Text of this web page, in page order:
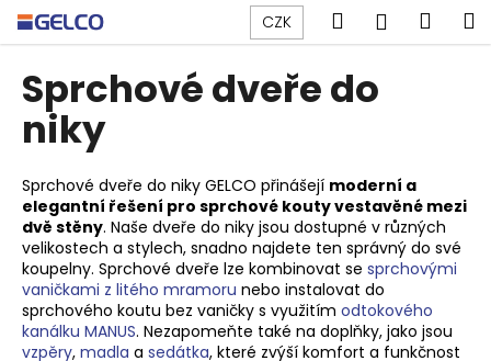
Přejít
na
obsah
CZK Hledat
Sprchové dveře do
niky
Sprchové dveře do niky GELCO přinášejí moderní a
elegantní řešení pro sprchové kouty vestavěné mezi
dvě stěny. Naše dveře do niky jsou dostupné v různých
velikostech a stylech, snadno najdete ten správný do své
koupelny. Sprchové dveře lze kombinovat se sprchovými
vaničkami z litého mramoru nebo instalovat do
sprchového koutu bez vaničky s využitím odtokového
kanálku MANUS. Nezapomeňte také na doplňky, jako jsou
vzpěry, madla a sedátka, které zvýší komfort a funkčnost
o
C
o
p
o
t
ř
e
b
u